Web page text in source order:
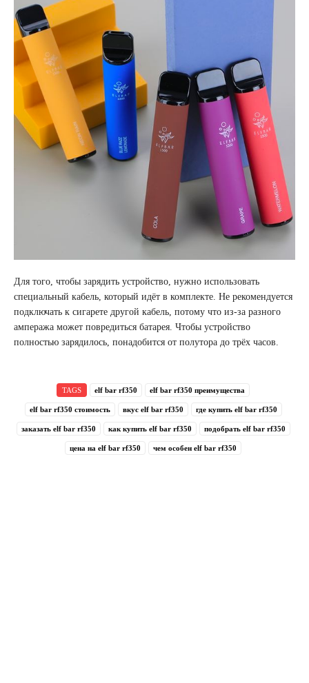
Для того, чтобы зарядить устройство, нужно использовать
специальный кабель, который идёт в комплекте. Не рекомендуется
подключать к сигарете другой кабель, потому что из-за разного
ампеража может повредиться батарея. Чтобы устройство
полностью зарядилось, понадобится от полутора до трёх часов.
TAGS elf bar rf350 elf bar rf350 преимущества
elf bar rf350 стоимость вкус elf bar rf350 где купить elf bar rf350
заказать elf bar rf350 как купить elf bar rf350 подобрать elf bar rf350
цена на elf bar rf350 чем особен elf bar rf350